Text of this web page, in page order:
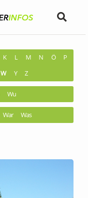
K L M N Ö
P
W Y Z
Wu
War Was